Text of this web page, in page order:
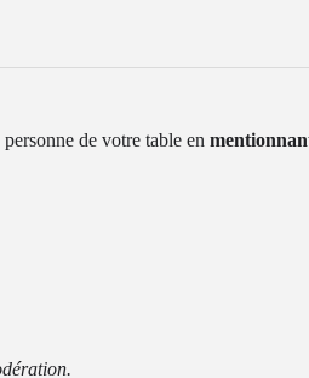
de votre table en